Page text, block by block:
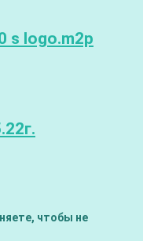
s logo.m2p
чтобы не